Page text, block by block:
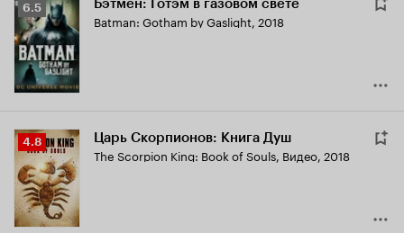
Рейтинг
Кинопоиска
6.5
6.5 Бэтмен: Готэм в газовом свете
Batman: Gotham by Gaslight, 2018
Рейтинг
Кинопоиска
4.8
4.8 Царь Скорпионов: Книга Душ
The Scorpion King: Book of Souls, Видео, 2018